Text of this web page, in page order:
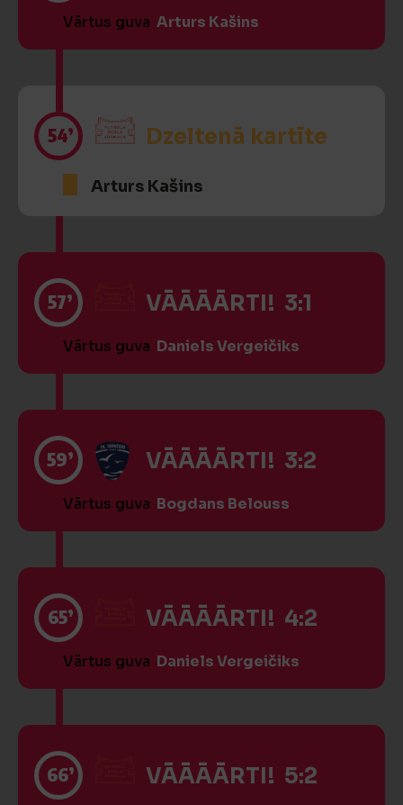
Vārtus guva Arturs Kašins
54’ Dzeltenā kartīte
Arturs Kašins
57’ VĀĀĀĀRTI! 3:1
Vārtus guva Daniels Vergeičiks
59’ VĀĀĀĀRTI! 3:2
Vārtus guva Bogdans Belouss
65’ VĀĀĀĀRTI! 4:2
Vārtus guva Daniels Vergeičiks
66’ VĀĀĀĀRTI! 5:2